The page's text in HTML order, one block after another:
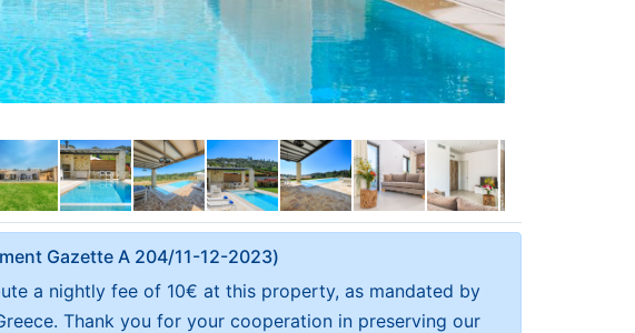
Gazette Α 204/11-12-2023)
a nightly fee of 10€ at this property, as mandated by
Thank you for your cooperation in preserving our